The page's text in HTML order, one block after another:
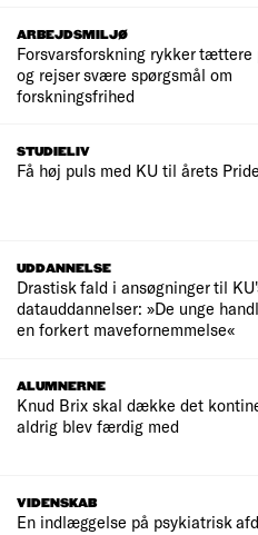
ARBEJDSMILJØ
Forsvarsforskning rykker tættere
og rejser svære spørgsmål om
forskningsfrihed
STUDIELIV
Få høj puls med KU til årets Pride
UDDANNELSE
Drastisk fald i ansøgninger til
datauddannelser: »De unge
en forkert mavefornemmelse«
ALUMNERNE
Knud Brix skal dække det
aldrig blev færdig med
VIDENSKAB
En indlæggelse på psykiatrisk